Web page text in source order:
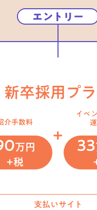
エントリー
新卒採用 プ
介手数料
万円
+税
+
イベ
33
支払いサイト